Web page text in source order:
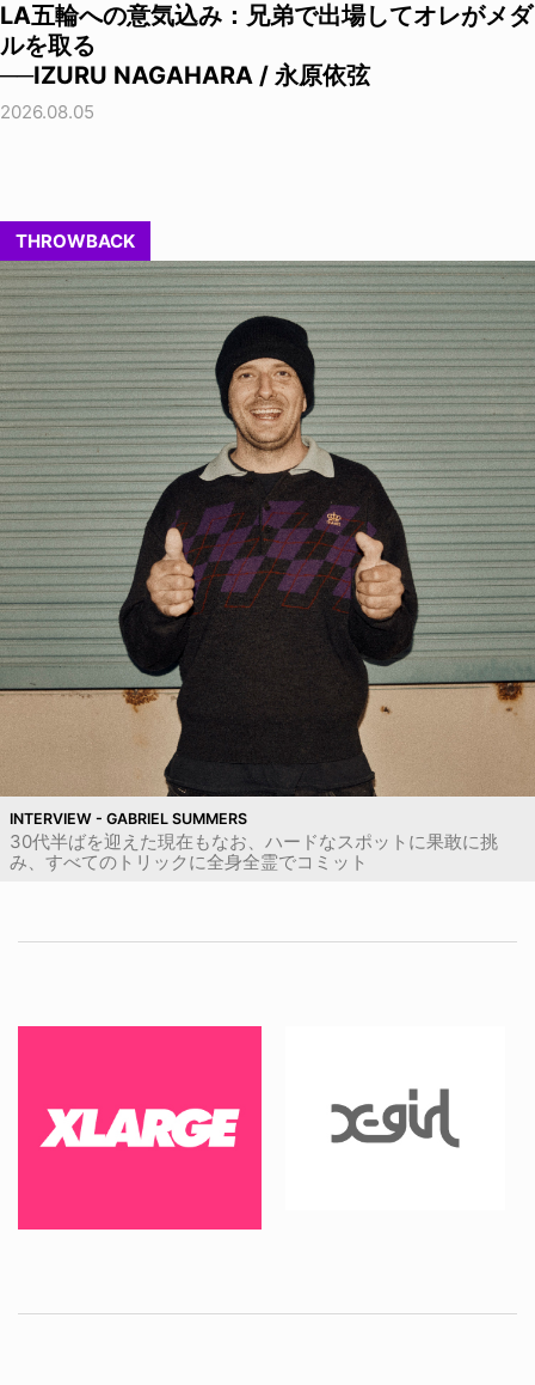
LA五輪への意気込み：兄弟で出場してオレがメダ
ルを取る
──IZURU NAGAHARA / 永原依弦
2026.08.05
THROWBACK
INTERVIEW - GABRIEL SUMMERS
30代半ばを迎えた現在もなお、ハードなスポットに果敢に挑
み、すべてのトリックに全身全霊でコミット